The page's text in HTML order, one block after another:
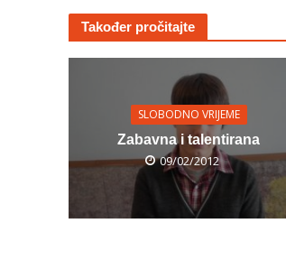
Također pročitajte
SLOBODNO VRIJEME
Zabavna i talentirana
09/02/2012